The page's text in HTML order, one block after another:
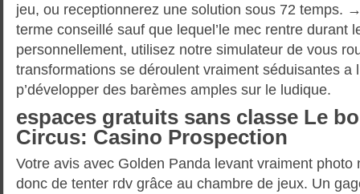
jeu, ou receptionnerez une solution sous 72 temps.
terme conseillé sauf que lequel’le mec rentre durant
personnellement, utilisez notre simulateur de vous
transformations se déroulent vraiment séduisantes a
p’développer des barèmes amples sur le ludique.
espaces gratuits sans classe Le
Circus: Casino Prospection
Votre avis avec Golden Panda levant vraiment photo
donc de tenter rdv grâce au chambre de jeux. Un